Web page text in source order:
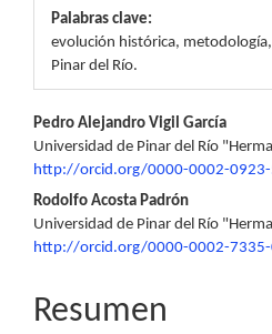
Palabras clave:
evolución histórica,
Pinar del Río.
Contenido
principal
del
artículo
Pedro Alejandro Vigil García
Universidad de Pinar del Río
http://orcid.org/0000-0002-
Rodolfo Acosta Padrón
Universidad de Pinar del Río
http://orcid.org/0000-0002-
Resumen